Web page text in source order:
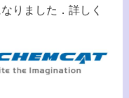
りました．詳しく